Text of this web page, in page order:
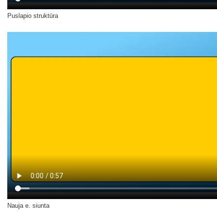
Puslapio struktūra
Nauja e. siunta